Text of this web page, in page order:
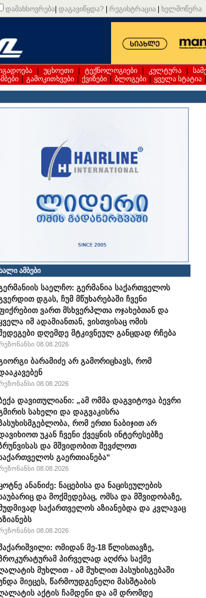
დამახსოვრება დაგავიწყდა? რეგისტრაცია ხელმოწერა
უცხოეთი ტექნოლოგიები კულტურა
გამოკითხვები ქვიზები ბლოგები ყველა სტატია
ამბები
საელჩო: გერმანია საქართველოს
დგას, ჩუმ მწუხარებაში ჩვენი
ვართ მსხვერპლთა ოჯახებთან და
იმ ადამიანთან, ვისთვისაც ომის
დღემდე მტკივნეულ განცდად რჩება
08.08.2026
ბარამიძე არ გამორიცხავს, რომ
08.08.2026
დავითულიანი: „ამ ომმა დაგვიტოვა ბევრი
სახელი და დაგვაკისრა
რომ ერთი ნაბიჯით არ
უკან ჩვენი ქვეყნის ინტერესებზე
და მშვიდობით შევძლოთ
გაერთიანება“
08.08.2026
ანანიძე: ნაცებისა და ნაცისეულების
და მოქმედებაც, ომსა და მშვიდობაზე,
საქართველოს აზიანებდა და კვლავაც
08.08.2026
ომიდან მე-18 წლისთავზე,
პირველად აღძრა საქმე
მუხლით - ამ მუხლით პასუხისგებაში
მიეცეს, წარმოუდგენელი მასშტაბის
აქტის ჩამდენი და ამ დრომდე